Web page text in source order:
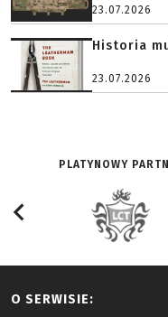
23.07.2026
Historia
23.07.2026
PLATYNOWY
O SERWISIE: